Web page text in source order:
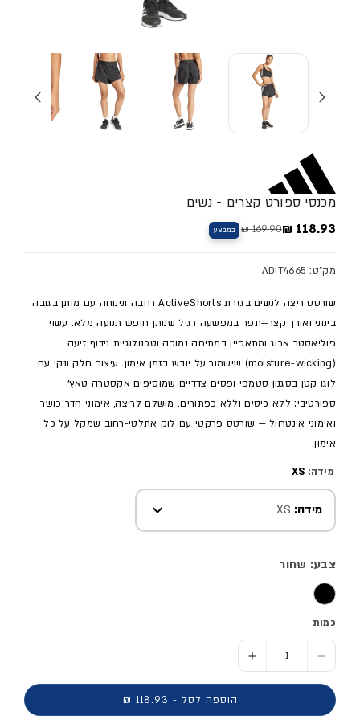
מכנסי ספורט קצרים - נשים
מחיר מבצע
118.93 ₪
מחיר מלא 169.90 ₪ במבצע
מק"ט: ADIT4665
שורטס ריצה לנשים בגזרת ActiveShorts רחבה ונינוחה עם מותן בגובה
בינוני ואורך קצר—תפר במפשעה רגיל שנותן חופש תנועה מלא. עשוי
פוליאסטר ארוג ומתאפיין במתיחה נמוכה וטכנולוגיית נידוף זיעה
(moisture-wicking) שישמור על יובש בזמן אימון. עיצוב חלק ונקי עם
לוגו קטן בסגנון סטמפי ופסים צדדיים שמוסיפים אקסטרה טאץ׳
ספורטיבי; ללא כיסים וללא כפתורים. מושלם לריצה, אימוני חדר כושר
ואימוני אינטרוול — שורטס פרקטי עם לוק אתלטי-רחוב שמקל על כל
אימון.
מידה: XS
מידה: XS
צבע: שחור
כמות
הסר כמות ל- מכנסי ספורט קצרים - נשים
הוסף כמות ל- מכנסי ספורט קצרים - נשים
הוספה לסל - 118.93 ₪